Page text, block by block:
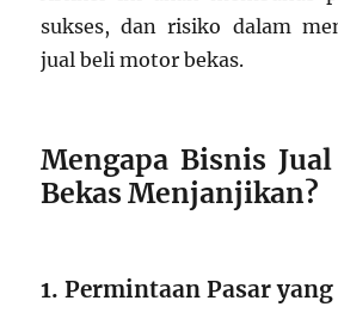
sukses, dan risiko dalam
jual beli motor bekas.
Mengapa Bisnis
Bekas Menjanjikan?
1. Permintaan Pasar